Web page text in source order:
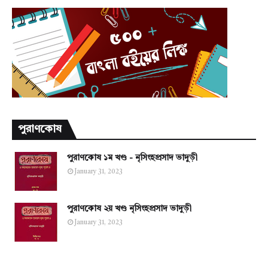
পুরাণকোষ
পুরাণকোষ ১ম খণ্ড - নৃসিংহপ্রসাদ ভাদুড়ী
January 31, 2023
পুরাণকোষ ২য় খণ্ড নৃসিংহপ্রসাদ ভাদুড়ী
January 31, 2023